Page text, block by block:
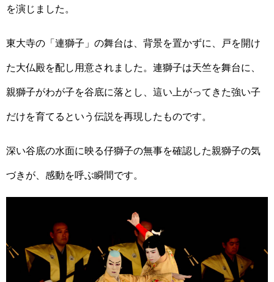
を演じました。
東大寺の「連獅子」の舞台は、背景を置かずに、戸を開け
た大仏殿を配し用意されました。連獅子は天竺を舞台に、
親獅子がわが子を谷底に落とし、這い上がってきた強い子
だけを育てるという伝説を再現したものです。
深い谷底の水面に映る仔獅子の無事を確認した親獅子の気
づきが、感動を呼ぶ瞬間です。